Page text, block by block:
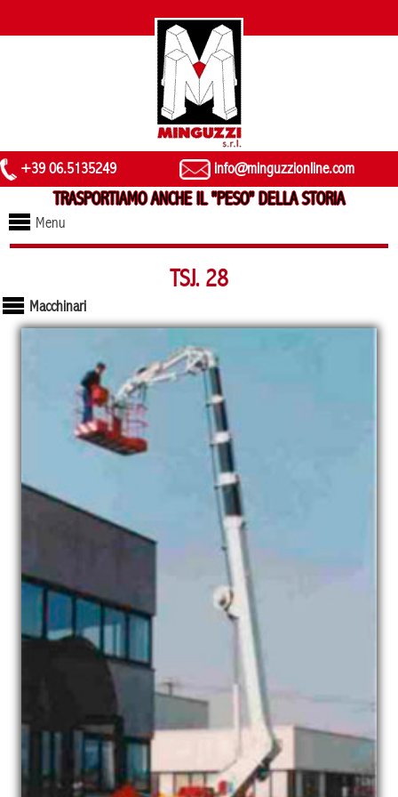
+39 06.5135249 info@minguzzionline.com
TRASPORTIAMO ANCHE IL "PESO" DELLA STORIA
Menu
Macchinari
TSJ. 28